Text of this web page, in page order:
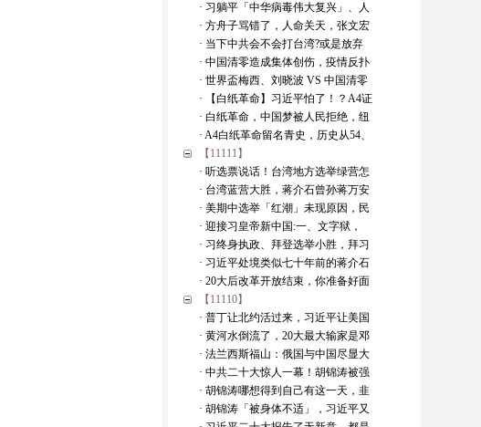
· 习躺平「中华病毒伟大复兴」、人
· 方舟子骂错了，人命关天，张文宏
· 当下中共会不会打台湾?或是放弃
· 中国清零造成集体创伤，疫情反扑
· 世界盃梅西、刘晓波 VS 中国清零
· 【白纸革命】习近平怕了！？A4证
· 白纸革命，中国梦被人民拒绝，纽
· A4白纸革命留名青史，历史从54、
【11111】
· 听选票说话！台湾地方选举绿营怎
· 台湾蓝营大胜，蒋介石曾孙蒋万安
· 美期中选举「红潮」未现原因，民
· 迎接习皇帝新中国:一、文字狱，
· 习终身执政、拜登选举小胜，拜习
· 习近平处境类似七十年前的蒋介石
· 20大后改革开放结束，你准备好面
【11110】
· 普丁让北约活过来，习近平让美国
· 黄河水倒流了，20大最大输家是邓
· 法兰西斯福山：俄国与中国尽显大
· 中共二十大惊人一幕！胡锦涛被强
· 胡锦涛哪想得到自己有这一天，韭
· 胡锦涛「被身体不适」，习近平又